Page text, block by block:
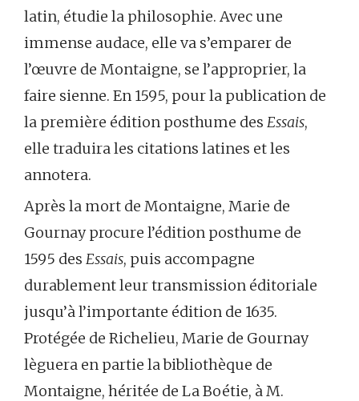
latin, étudie la philosophie. Avec une
immense audace, elle va s’emparer de
l’œuvre de Montaigne, se l’approprier, la
faire sienne. En 1595, pour la publication de
la première édition posthume des Essais,
elle traduira les citations latines et les
annotera.
Après la mort de Montaigne, Marie de
Gournay procure l’édition posthume de
1595 des Essais, puis accompagne
durablement leur transmission éditoriale
jusqu’à l’importante édition de 1635.
Protégée de Richelieu, Marie de Gournay
lèguera en partie la bibliothèque de
Montaigne, héritée de La Boétie, à M.